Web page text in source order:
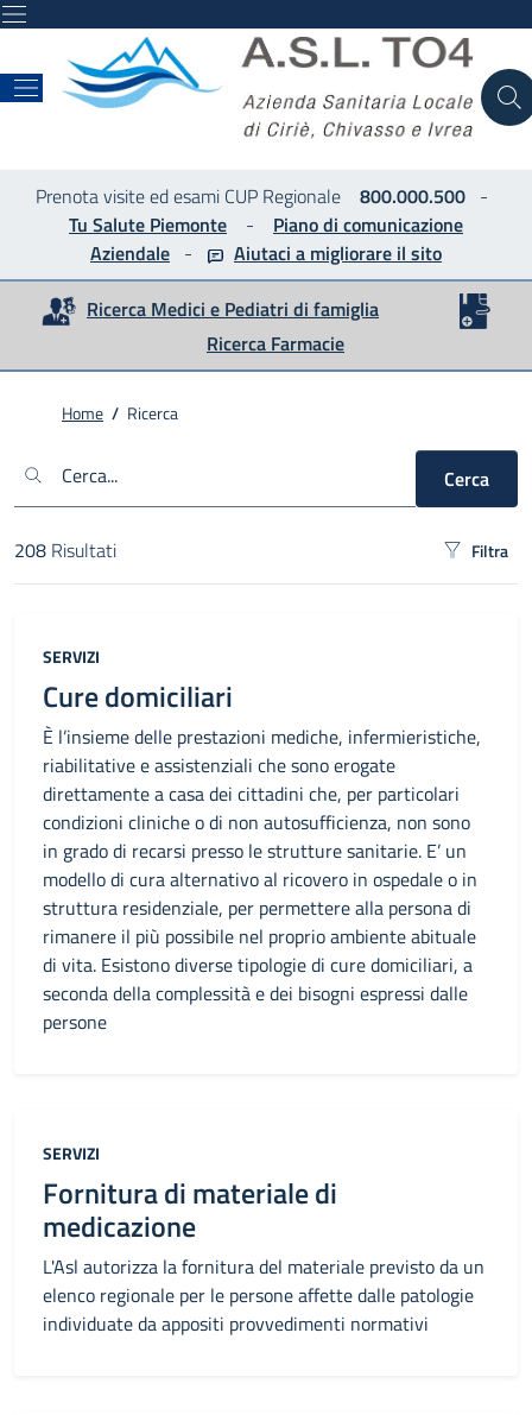
Prenota visite ed esami CUP Regionale 800.000.500-
Tu Salute Piemonte - Piano di comunicazione
Aziendale - Aiutaci a migliorare il sito
Ricerca Medici e Pediatri di famiglia
Ricerca Farmacie
Home / Ricerca
Cerca
Risultati di ricerca
208 Risultati Filtra
Categoria:
SERVIZI
Cure domiciliari
È l’insieme delle prestazioni mediche, infermieristiche,
riabilitative e assistenziali che sono erogate
direttamente a casa dei cittadini che, per particolari
condizioni cliniche o di non autosufficienza, non sono
in grado di recarsi presso le strutture sanitarie. E’ un
modello di cura alternativo al ricovero in ospedale o in
struttura residenziale, per permettere alla persona di
rimanere il più possibile nel proprio ambiente abituale
di vita. Esistono diverse tipologie di cure domiciliari, a
seconda della complessità e dei bisogni espressi dalle
persone
Categoria:
SERVIZI
Fornitura di materiale di
medicazione
L'Asl autorizza la fornitura del materiale previsto da un
elenco regionale per le persone affette dalle patologie
individuate da appositi provvedimenti normativi